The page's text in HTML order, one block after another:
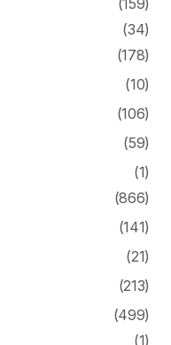
(499)
(1)
13-15 Ekim
dair en
Yapay
ile öne